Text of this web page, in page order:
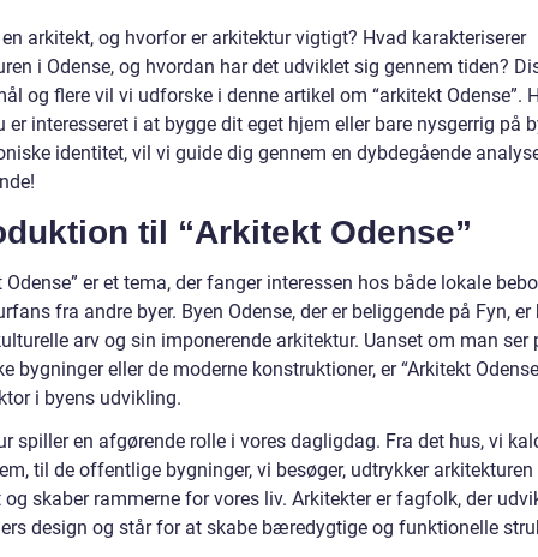
arkitekt, og hvorfor er arkitektur vigtigt? Hvad karakteriserer
i Odense, og hvordan har det udviklet sig gennem tiden?
og flere vil vi udforske i denne artikel om “arkitekt Odense”.
er interesseret i at bygge dit eget hjem eller bare nysgerrig på
identitet, vil vi guide dig gennem en dybdegående
til “Arkitekt Odense”
Odense” er et tema, der fanger interessen hos både lokale
fra andre byer. Byen Odense, der er beliggende på Fyn, er
arv og sin imponerende arkitektur. Uanset om man ser
bygninger eller de moderne konstruktioner, er “Arkitekt
i byens udvikling.
spiller en afgørende rolle i vores dagligdag. Fra det hus, vi
til de offentlige bygninger, vi besøger, udtrykker arkitekturen
skaber rammerne for vores liv. Arkitekter er fagfolk, der
design og står for at skabe bæredygtige og funktionelle